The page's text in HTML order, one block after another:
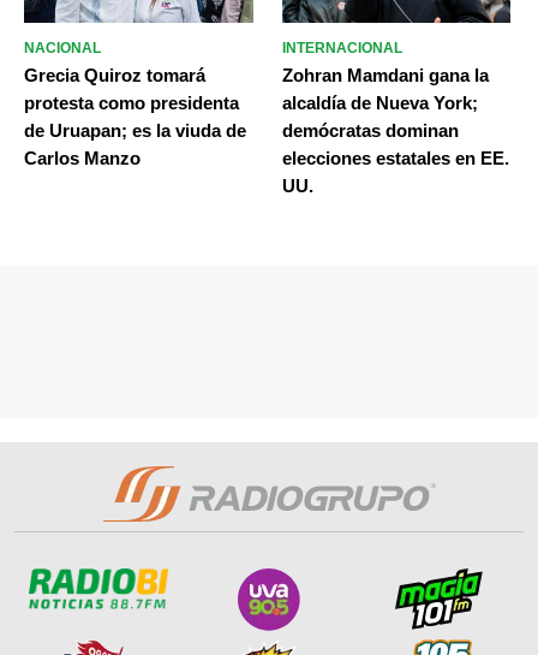
NACIONAL
Grecia Quiroz tomará
protesta como presidenta
de Uruapan; es la viuda de
Carlos Manzo
INTERNACIONAL
Zohran Mamdani gana la
alcaldía de Nueva York;
demócratas dominan
elecciones estatales en EE.
UU.